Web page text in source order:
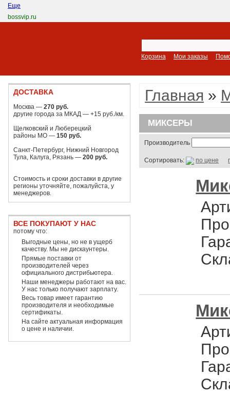
Еще
bossvip.ru
Корзина Мои заказы
ДОСТАВКА
Москва — 270 руб.
другие города за МКАД — +15 руб./км.
Щелковский и Люберецкий
районы МО — 150 руб.
Санкт-Петербург, Нижний Новгород
Тула, Калуга, Рязань — 200 руб.
Стоимость и сроки доставки в другие
регионы уточняйте, пожалуйста, у
менеджеров.
ВСЕ ПОКУПАЮТ У НАС
потому что:
Выгодные цены, но не в ущерб
качеству. Мы не дискаунтеры.
Прямые поставки от
производителей через
официального дистрибьютера.
Наши менеджеры работают на вас.
У нас только получают зарплату.
Весь товар имеет гарантию
производителя и необходимые
сертификаты.
На сайте актуальная информация
о цене и наличии.
Главная »
МИКСЕРЫ
Производитель
Сортировать: по цене